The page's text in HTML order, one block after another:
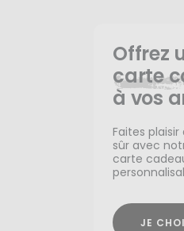
Offrez
carte
à vos
Faites
sûr avec
carte
JE